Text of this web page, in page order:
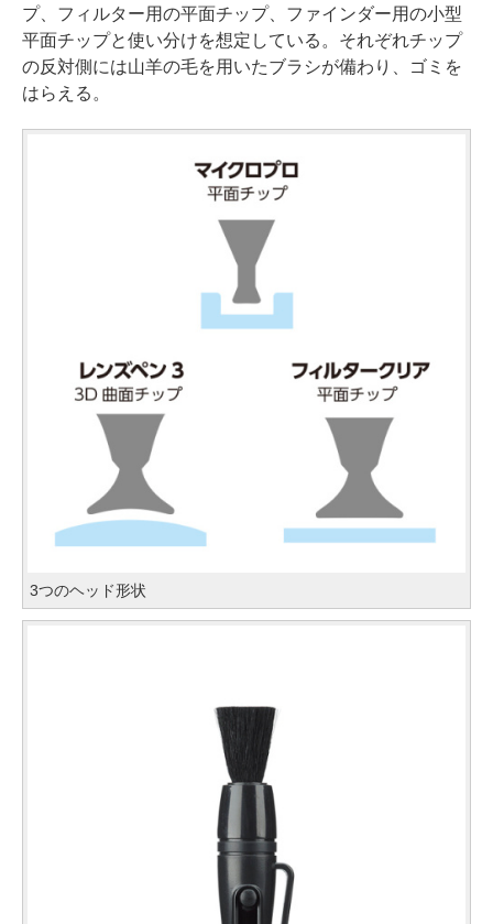
プ、フィルター用の平面チップ、ファインダー用の小型
平面チップと使い分けを想定している。それぞれチップ
の反対側には山羊の毛を用いたブラシが備わり、ゴミを
はらえる。
3つのヘッド形状